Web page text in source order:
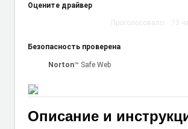
Оцените драйвер
Проголосовало: 73
Безопасность проверена
Norton™ Safe Web
Описание и